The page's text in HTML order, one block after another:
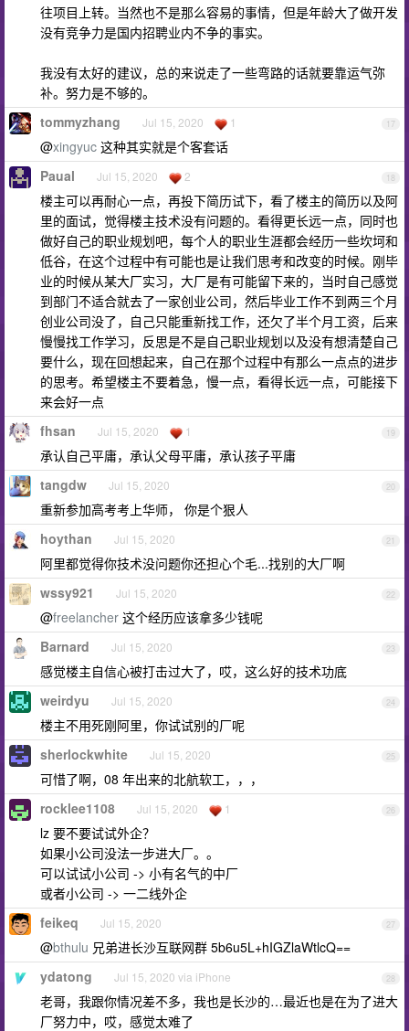
往项目上转。当然也不是那么容易的事情，但是年龄大了做开发
没有竞争力是国内招聘业内不争的事实。
我没有太好的建议，总的来说走了一些弯路的话就要靠运气弥
补。努力是不够的。
17
tommyzhang Jul 15, 2020 1
@xingyuc 这种其实就是个客套话
18
Paual Jul 15, 2020 2
楼主可以再耐心一点，再投下简历试下，看了楼主的简历以及阿
里的面试，觉得楼主技术没有问题的。看得更长远一点，同时也
做好自己的职业规划吧，每个人的职业生涯都会经历一些坎坷和
低谷，在这个过程中有可能也是让我们思考和改变的时候。刚毕
业的时候从某大厂实习，大厂是有可能留下来的，当时自己感觉
到部门不适合就去了一家创业公司，然后毕业工作不到两三个月
创业公司没了，自己只能重新找工作，还欠了半个月工资，后来
慢慢找工作学习，反思是不是自己职业规划以及没有想清楚自己
要什么，现在回想起来，自己在那个过程中有那么一点点的进步
的思考。希望楼主不要着急，慢一点，看得长远一点，可能接下
来会好一点
19
fhsan Jul 15, 2020 1
承认自己平庸，承认父母平庸，承认孩子平庸
20
tangdw Jul 15, 2020
重新参加高考考上华师， 你是个狠人
21
hoythan Jul 15, 2020
阿里都觉得你技术没问题你还担心个毛...找别的大厂啊
22
wssy921 Jul 15, 2020
@freelancher 这个经历应该拿多少钱呢
23
Barnard Jul 15, 2020
感觉楼主自信心被打击过大了，哎，这么好的技术功底
24
weirdyu Jul 15, 2020
楼主不用死刚阿里，你试试别的厂呢
25
sherlockwhite Jul 15, 2020
可惜了啊，08 年出来的北航软工，，，
26
rocklee1108 Jul 15, 2020 1
lz 要不要试试外企？
如果小公司没法一步进大厂。。
可以试试小公司 -> 小有名气的中厂
或者小公司 -> 一二线外企
27
feikeq Jul 15, 2020
@bthulu 兄弟进长沙互联网群 5b6u5L+hIGZlaWtlcQ==
28
ydatong Jul 15, 2020 via iPhone
老哥，我跟你情况差不多，我也是长沙的…最近也是在为了进大
厂努力中，哎，感觉太难了